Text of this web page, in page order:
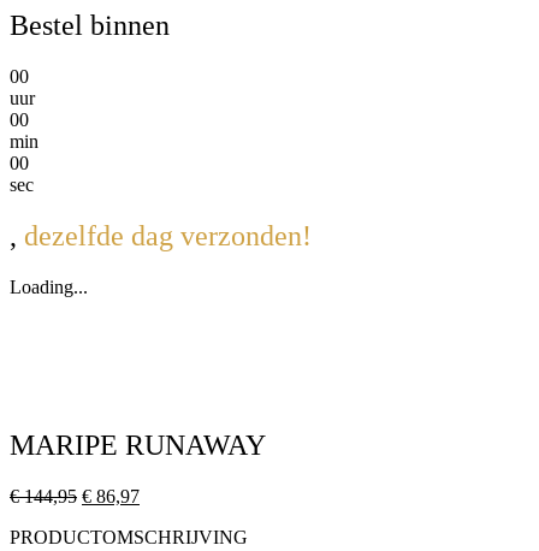
Bestel binnen
00
uur
00
min
00
sec
, dezelfde dag verzonden!
Loading...
MARIPE RUNAWAY
€144,95 Oorspronkelijke
was:
€ 86,97Huidige
is:
PRODUCTOMSCHRIJVING